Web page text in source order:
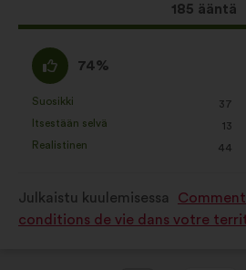
Tämä
ehdotus
185 ääntä
samaa
mieltä
:
74%
seuraavasti:
Suosikki
: 37
kertaa
Itsestään selvä
: 13
kertaa
Realistinen
: 44
kertaa
Julkaistu kuulemisessa
conditions de vie dans votre